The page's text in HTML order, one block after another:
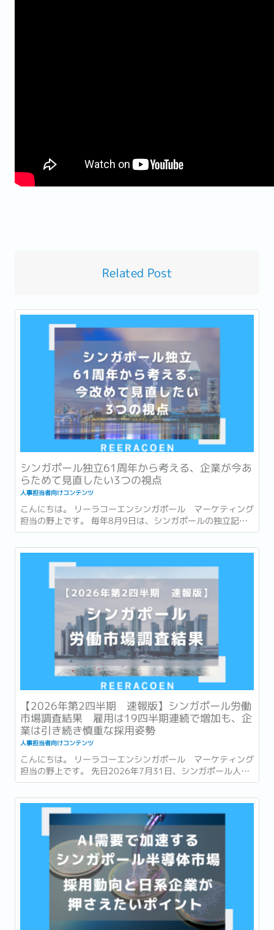
Related Post
シンガポール独立61周年から考える、企業が今あ
らためて見直したい3つの視点
人事担当者向けコンテンツ
こんにちは。 リーラコーエンシンガポール マーケティング
担当の野上です。 毎年8月9日は、シンガポールの独立記念
日 (National Day) です。 今年2026年は独立から61周年を
迎える年です。 街中には国旗や記念装飾が並び、毎年恒例の
National Day Parade...
【2026年第2四半期 速報版】シンガポール労働
市場調査結果 雇用は19四半期連続で増加も、企
業は引き続き慎重な採用姿勢
人事担当者向けコンテンツ
こんにちは。 リーラコーエンシンガポール マーケティング
担当の野上です。 先日2026年7月31日、シンガポール人材
開発省 (Ministry of Manpower : 以降MOM) は、2026年第
2四半期 (4~6月) の労働市場速報 (Labour Market
Advance...